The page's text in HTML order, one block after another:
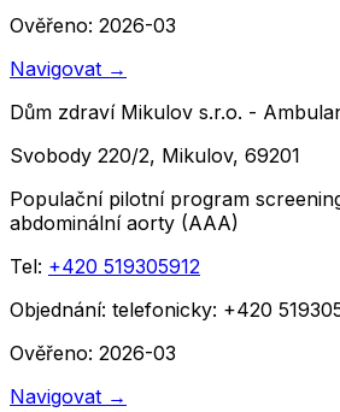
Ověřeno: 2026-03
Navigovat →
Dům zdraví Mikulov s.r.o. -
Svobody 220/2, Mikulov, 69201
Populační pilotní program
abdominální aorty (AAA)
Tel: +420 519305912
Objednání: telefonicky: +420
Ověřeno: 2026-03
Navigovat →